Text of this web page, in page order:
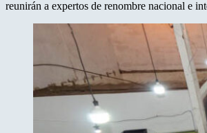
reunirán a expertos de renombre nacional e